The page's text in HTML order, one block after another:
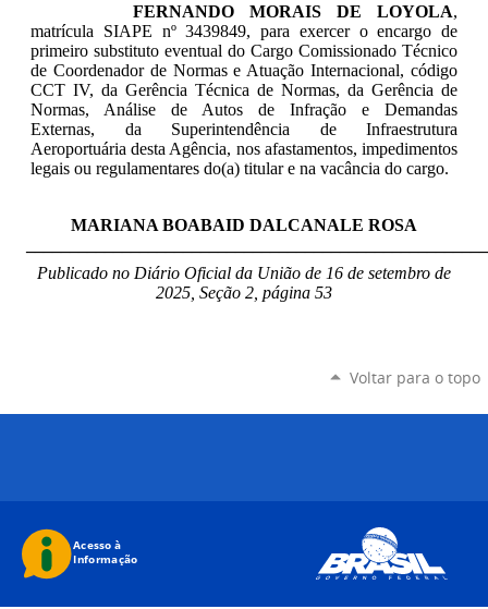
FERNANDO MORAIS DE LOYOLA,
matrícula SIAPE nº3439849, para exercer o encargo de
primeiro substituto eventual do Cargo Comissionado Técnico
de Coordenador de Normas e Atuação Internacional, código
CCT IV, da Gerência Técnica de Normas, da Gerência de
Normas, Análise de Autos de Infração e Demandas
Externas, da Superintendência de Infraestrutura
Aeroportuária desta Agência, nos afastamentos, impedimentos
legais ou regulamentares do(a) titular e na vacância do cargo.
MARIANA BOABAID DALCANALE ROSA
Publicado no Diário Oficial da União de 16 de setembro de
2025, Seção 2, página 53
Voltar para o topo